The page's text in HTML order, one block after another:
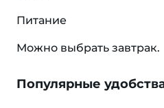
Питание
Можно выбрать завтрак.
Популярные